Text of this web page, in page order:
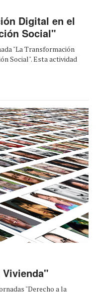
Digital en el
Social"
"La Transformación
Social". Esta actividad
Vivienda"
"Derecho a la